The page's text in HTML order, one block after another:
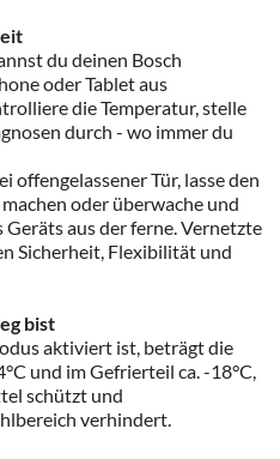
du deinen Bosch
oder Tablet aus
die Temperatur, stelle
durch - wo immer du
offengelassener Tür, lasse den
oder überwache und
aus der ferne. Vernetzte
Sicherheit, Flexibilität und
bist
aktiviert ist, beträgt die
und im Gefrierteil ca. -18°C,
schützt und
verhindert.